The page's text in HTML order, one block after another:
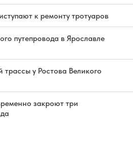
к ремонту тротуаров
путепровода в Ярославле
у Ростова Великого
закроют три